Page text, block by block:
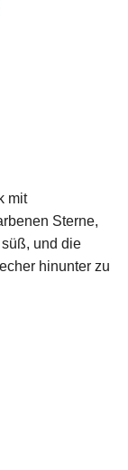
mit
Sterne,
und die
hinunter zu